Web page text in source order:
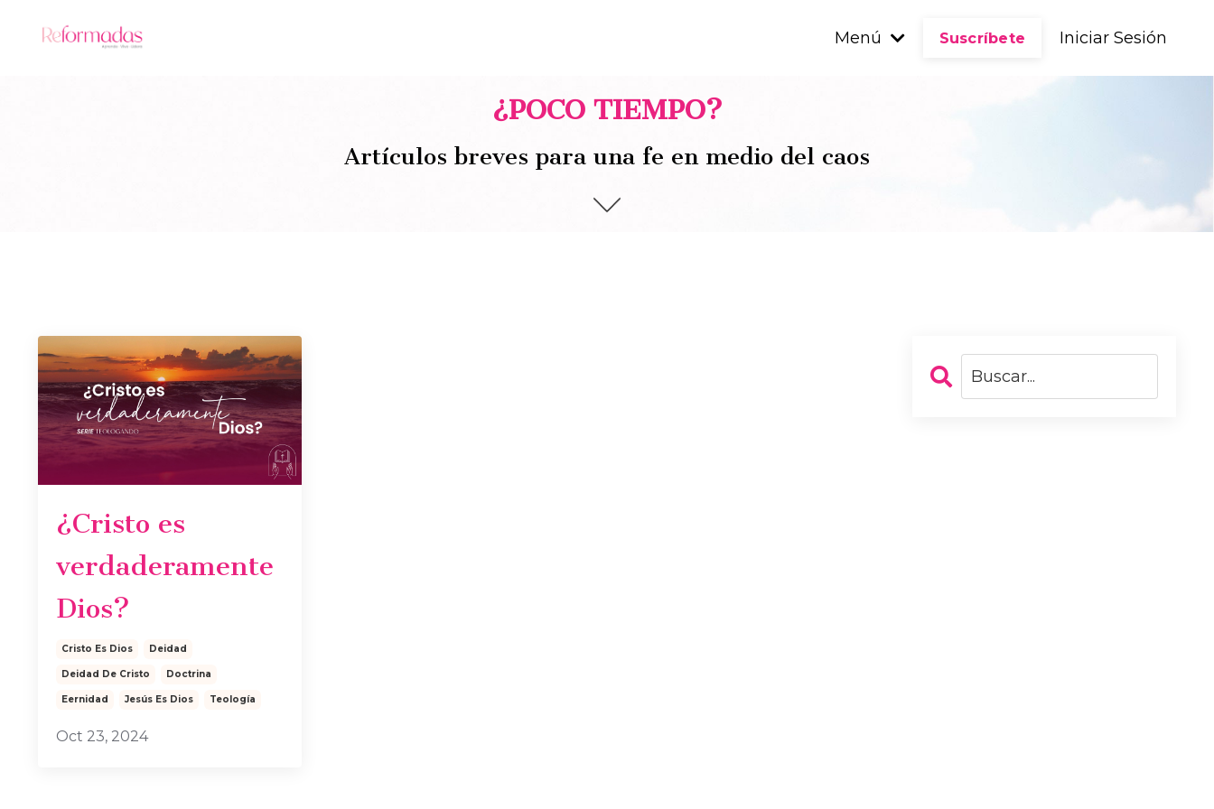
Menú Suscríbete Iniciar Sesión
¿POCO TIEMPO?
Artículos breves para una fe en medio del caos
¿Cristo es
verdaderamente
Dios?
Cristo Es Dios Deidad
Deidad De Cristo Doctrina
Eernidad Jesús Es Dios Teología
Oct 23, 2024